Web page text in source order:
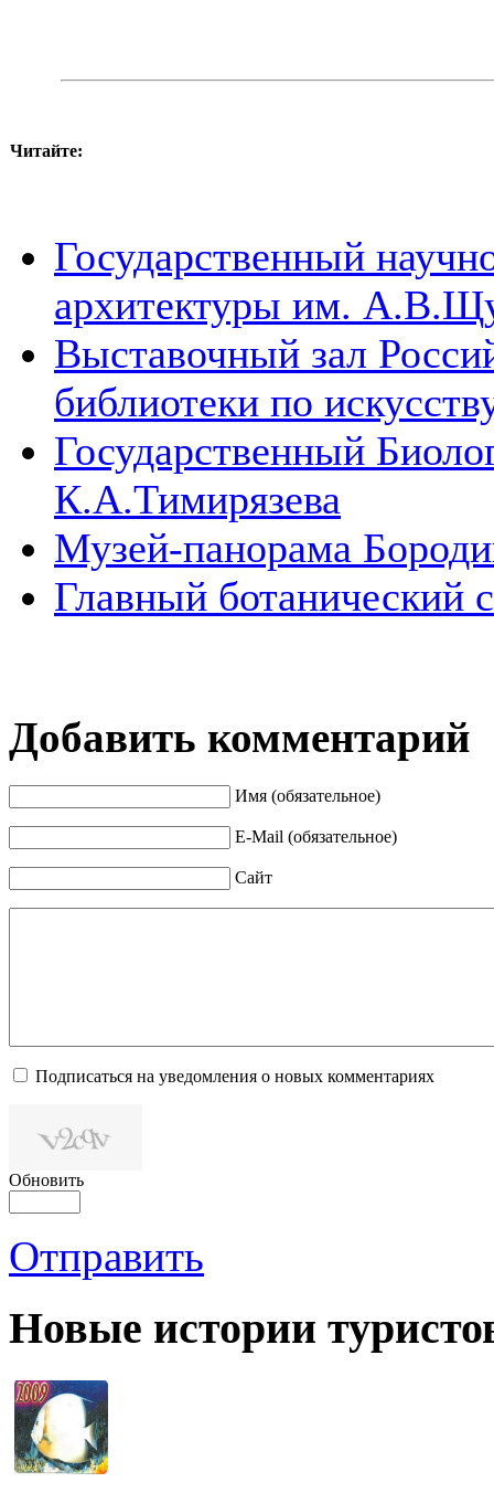
Читайте:
Государственный
архитектуры им.
Выставочный зал
библиотеки по
Государственный
К.А.Тимирязева
Музей-панорама
Главный
Добавить комментарий
Имя (обязательное)
E-Mail (обязательное)
Сайт
Подписаться на уведомления о новых комментариях
Обновить
Отправить
Новые истории